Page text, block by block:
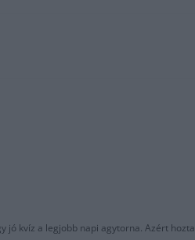
jó kvíz a legjobb napi agytorna. Azért